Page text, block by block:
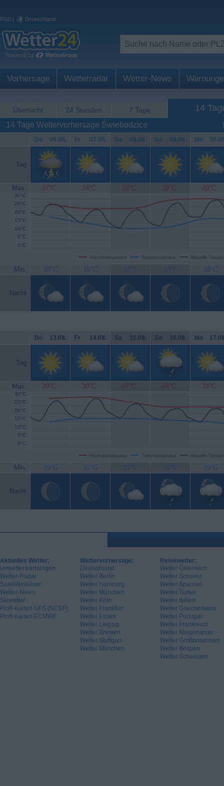
RSS | Deutschland
Vorhersage Wetterradar Wetter-News
Übersicht 24 Stunden 7 Tage 14
14 Tage Wettervorhersage Świebodzice
Do. 06.08. Fr. 07.08. Sa. 08.08. So. 09.08. Mo.
Tag
Max. 27°C 24°C 24°C 29°C 30°C
Höchsttemperatur Tiefsttemperatur Aktuelle
0°C
5°C
10°C
15°C
20°C
25°C
30°C
Min. 19°C 15°C 12°C 13°C 18°C
Nacht
Do. 13.08. Fr. 14.08. Sa. 15.08. So. 16.08. Mo.
Tag
Max. 29°C 30°C 27°C 24°C 24°C
Höchsttemperatur Tiefsttemperatur Aktuelle
0°C
5°C
10°C
15°C
20°C
25°C
30°C
Min. 15°C 17°C 17°C 16°C 15°C
Nacht
Aktuelles Wetter:
Unwetterwarnungen
Wetter-Radar
Satellitenbilder
Wetter-News
Skiwetter
Profi-Karten GFS (NCEP)
Profi-Karten ECMWF
Wettervorhersage:
Deutschland
Wetter Berlin
Wetter Hamburg
Wetter München
Wetter Köln
Wetter Frankfurt
Wetter Essen
Wetter Leipzig
Wetter Bremen
Wetter Stuttgart
Wetter München
Reisewetter:
Wetter Österreich
Wetter Schweiz
Wetter Spanien
Wetter Türkei
Wetter Italien
Wetter Griechenland
Wetter Portugal
Wetter Frankreich
Wetter Niederlande
Wetter Großbritannien
Wetter Belgien
Wetter Schweden